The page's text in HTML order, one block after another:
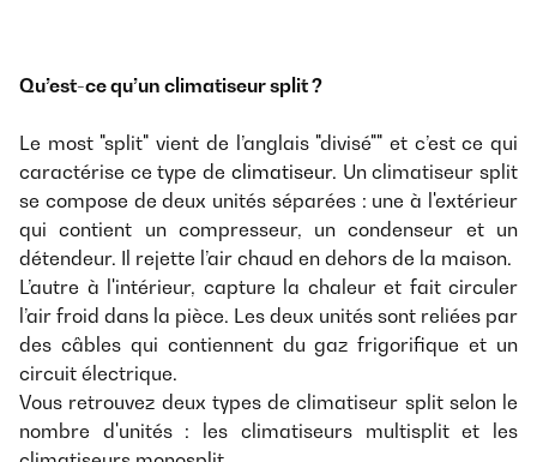
Qu’est-ce qu’un climatiseur split ?
Le most "split" vient de l’anglais "divisé"" et c’est ce qui
caractérise ce type de climatiseur. Un climatiseur split
se compose de deux unités séparées : une à l'extérieur
qui contient un compresseur, un condenseur et un
détendeur. Il rejette l’air chaud en dehors de la maison.
L’autre à l'intérieur, capture la chaleur et fait circuler
l’air froid dans la pièce. Les deux unités sont reliées par
des câbles qui contiennent du gaz frigorifique et un
circuit électrique.
Vous retrouvez deux types de climatiseur split selon le
nombre d'unités : les climatiseurs multisplit et les